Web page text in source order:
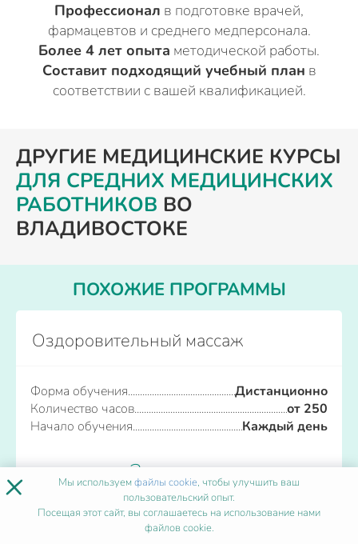
Профессионал в подготовке врачей,
фармацевтов и среднего медперсонала.
Более 4 лет опыта методической работы.
Составит подходящий учебный план в
соответствии с вашей квалификацией.
ДРУГИЕ МЕДИЦИНСКИЕ КУРСЫ
ДЛЯ СРЕДНИХ МЕДИЦИНСКИХ
РАБОТНИКОВ ВО
ВЛАДИВОСТОКЕ
ПОХОЖИЕ ПРОГРАММЫ
Оздоровительный массаж
Форма обучения
Дистанционно
Количество часов
от 250
Начало обучения
Каждый день
Записаться
× Мы используемфайлы cookie, чтобы улучшить ваш
пользовательский опыт.
Посещая этот сайт, вы соглашаетесь на использование нами
файлов cookie.